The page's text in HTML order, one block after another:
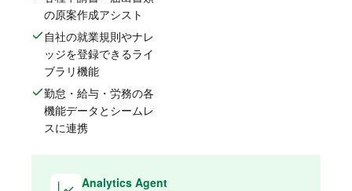
の原案作成アシスト
自社の就業規則やナレ
ッジを登録できるライ
ブラリ機能
勤怠・給与・労務の各
機能データとシームレ
スに連携
Analytics Agent